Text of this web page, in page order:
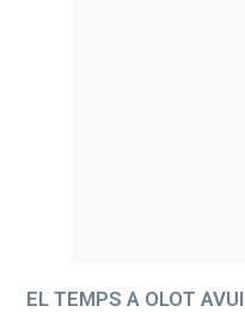
EL TEMPS A OLOT AVUI